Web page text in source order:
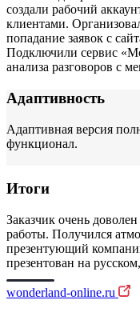
создали рабочий
клиентами.
попадание заявок с
Подключили сервис
анализа разговоров с
Адаптивность
Адаптивная версия
функционал.
Итоги
Заказчик очень
работы. Получился
презентующий
презентован на
wonderland-online.ru